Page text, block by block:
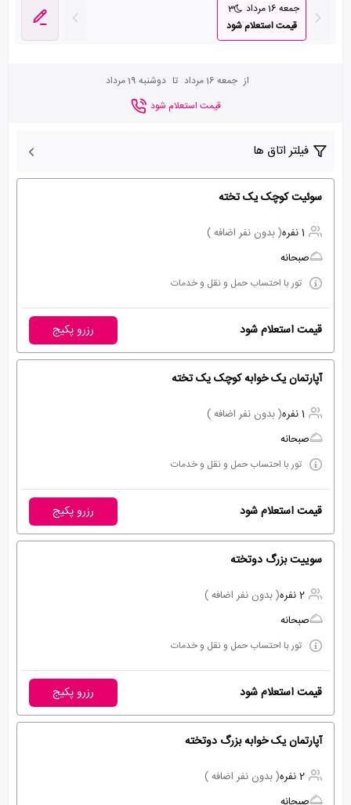
جمعه 16 مرداد
3
قیمت استعلام شود
از جمعه 16 مرداد تا دوشنبه 19 مرداد
قیمت استعلام شود
فیلتر اتاق ها
سوئيت کوچک يک تخته
1 نفره
( بدون نفر اضافه )
صبحانه
تور با احتساب حمل و نقل و خدمات
قیمت استعلام شود رزرو پکیج
آپارتمان يک خوابه کوچک یک تخته
1 نفره
( بدون نفر اضافه )
صبحانه
تور با احتساب حمل و نقل و خدمات
قیمت استعلام شود رزرو پکیج
سوييت بزرگ دوتخته
2 نفره
( بدون نفر اضافه )
صبحانه
تور با احتساب حمل و نقل و خدمات
قیمت استعلام شود رزرو پکیج
آپارتمان يک خوابه بزرگ دوتخته
2 نفره
( بدون نفر اضافه )